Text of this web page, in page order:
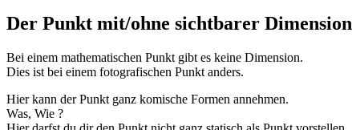
Der Punkt mit/ohne sichtbarer Dimension
Bei einem mathematischen Punkt gibt es keine Dimension.
Dies ist bei einem fotografischen Punkt anders.
Hier kann der Punkt ganz komische Formen annehmen.
Was, Wie ?